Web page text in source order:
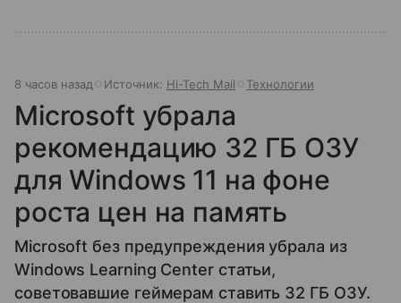
8 часов назад Источник: Hi-Tech Mail Технологии
Microsoft убрала
рекомендацию 32 ГБ ОЗУ
для Windows 11 на фоне
роста цен на память
Microsoft без предупреждения убрала из
Windows Learning Center статьи,
советовавшие геймерам ставить 32 ГБ ОЗУ.